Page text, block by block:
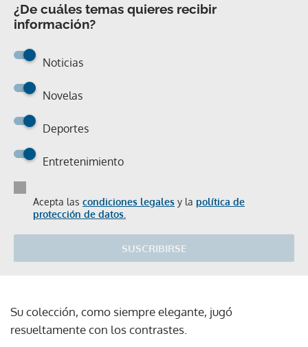
¿De cuáles temas quieres recibir
información?
Noticias
Novelas
Deportes
Entretenimiento
Acepta las condiciones legales y la política de
protección de datos.
SUSCRIBIRSE
Su colección, como siempre elegante, jugó
resueltamente con los contrastes.